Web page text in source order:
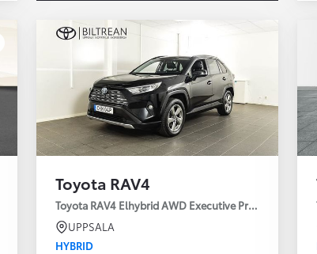
JBL
Toyota RAV4
Toyota RAV4 Elhybrid AWD Executive Premium Drag
UPPSALA
HYBRID